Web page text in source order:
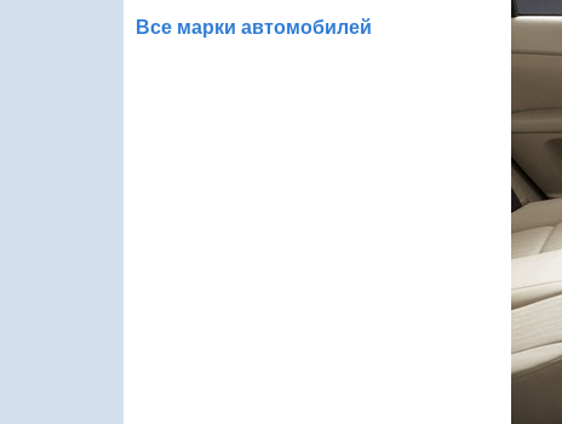
Все марки автомобилей